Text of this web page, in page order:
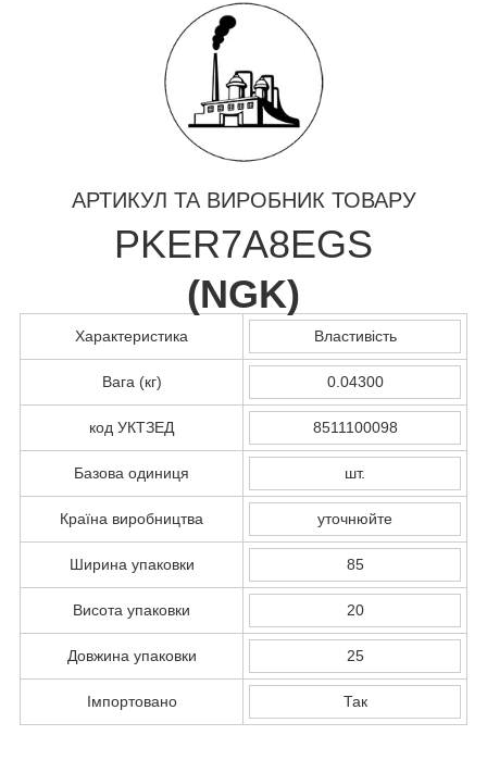
АРТИКУЛ ТА ВИРОБНИК ТОВАРУ
PKER7A8EGS
(NGK)
Характеристика Властивість
Вага (кг) 0.04300
код УКТЗЕД 8511100098
Базова одиниця шт.
Країна виробництва уточнюйте
Ширина упаковки 85
Висота упаковки 20
Довжина упаковки 25
Імпортовано Так